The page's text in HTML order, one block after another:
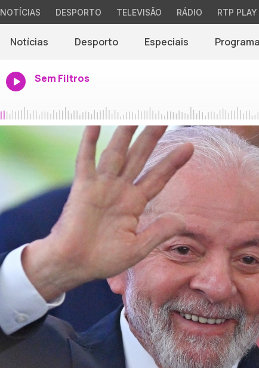
NOTÍCIAS DESPORTO TELEVISÃO RÁDIO RTP PLAY
Notícias Desporto Especiais
Sem Filtros